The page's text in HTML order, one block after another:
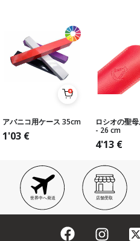
アバニコ用ケース 35cm
1'03 €
ロシオの聖
- 26 cm
4'13 €
世界中へ発送 店舗受取